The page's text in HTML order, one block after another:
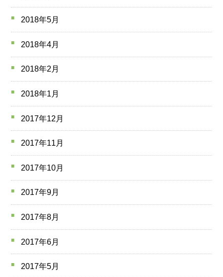
2018年5月
2018年4月
2018年2月
2018年1月
2017年12月
2017年11月
2017年10月
2017年9月
2017年8月
2017年6月
2017年5月